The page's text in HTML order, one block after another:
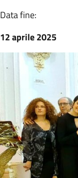
Data fine:
12 aprile 2025